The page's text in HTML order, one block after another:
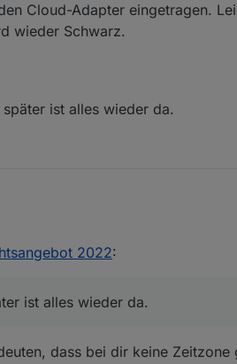
Cloud-Adapter eingetragen.
wieder Schwarz.
ist alles wieder da.
heute eine Neue abgeschlossen.
2022:
ist alles wieder da.
dass bei dir keine